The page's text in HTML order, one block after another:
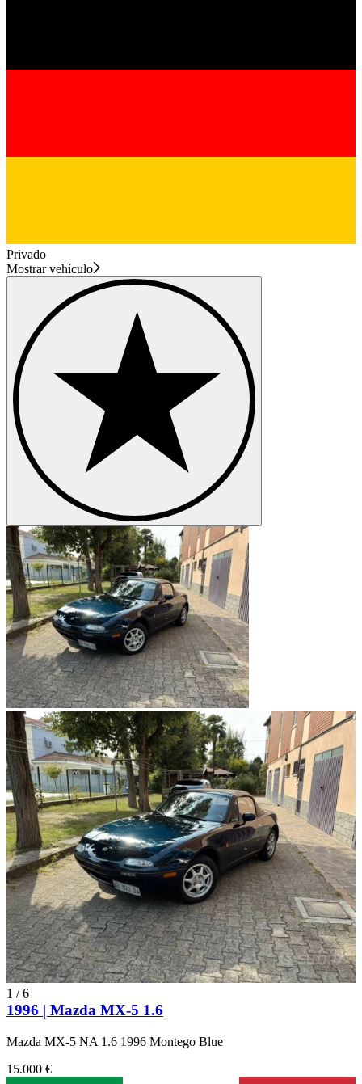
Privado
Mostrar vehículo
1 /6
1996 | Mazda MX-5 1.6
Mazda MX-5 NA 1.6 1996 Montego Blue
15.000 €